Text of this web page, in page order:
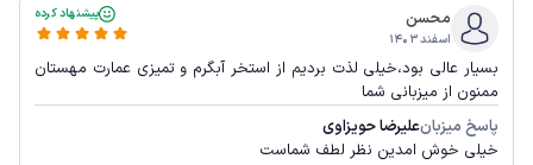
محسن
اسفند ۱۴۰۳
پیشنهاد کرده
بسیار عالی بود،خیلی لذت بردیم از استخر آبگرم و تمیزی عمارت مهستان
ممنون از میزبانی شما
پاسخ میزبانعلیرضا حویزاوی
خیلی خوش امدین نظر لطف شماست